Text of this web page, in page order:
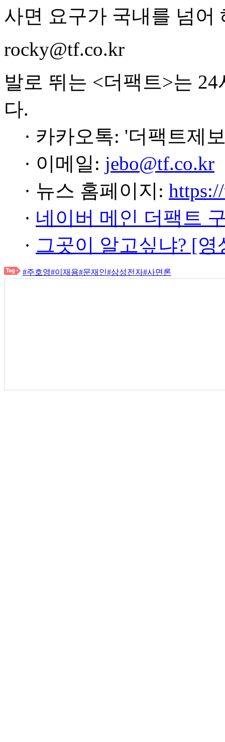
사면 요구가 국내를 넘어
rocky@tf.co.kr
발로 뛰는 <더팩트>는
다.
· 카카오톡: '더팩트제
· 이메일: jebo@tf.co.kr
· 뉴스 홈페이지:
· 네이버 메인 더팩트
· 그곳이 알고싶냐? [
#주호영#이재용#문재인#삼성전자#사면론